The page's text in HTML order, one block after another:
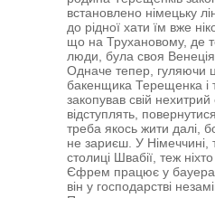
встановлено німецьку
до рідної хати їм вже
що на Трухановому, де
люди, була своя
Одначе тепер, гуляючи
бакенщика Терещенка і
закопував свій
відступлять,
треба якось жити далі,
не зариєш. У Німеччині,
столиці Швабії, теж
Єфрем працює у бауера
він у господарстві